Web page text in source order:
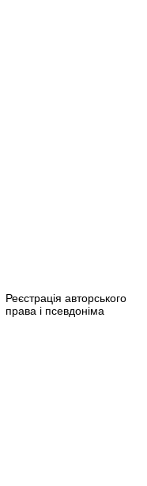
Реєстрація авторського
права і псевдоніма